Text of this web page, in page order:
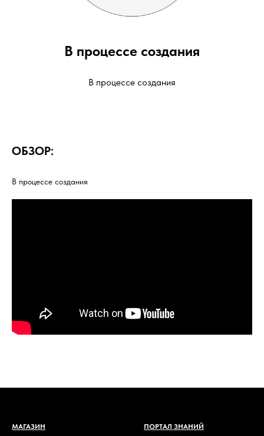
В процессе создания
В процессе создания
ОБЗОР:
В процессе создания
МАГАЗИН
ПОРТАЛ ЗНАНИЙ